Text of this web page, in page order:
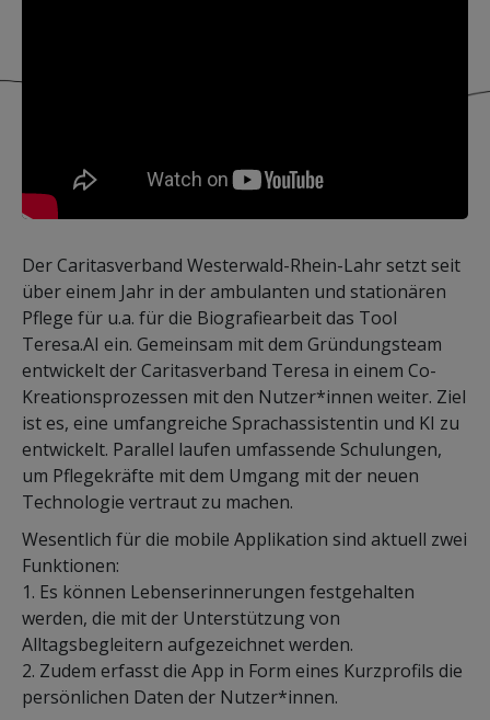
Der Caritasverband Westerwald-Rhein-Lahr setzt seit
über einem Jahr in der ambulanten und stationären
Pflege für u.a. für die Biografiearbeit das Tool
Teresa.AI ein. Gemeinsam mit dem Gründungsteam
entwickelt der Caritasverband Teresa in einem Co-
Kreationsprozessen mit den Nutzer*innen weiter. Ziel
ist es, eine umfangreiche Sprachassistentin und KI zu
entwickelt. Parallel laufen umfassende Schulungen,
um Pflegekräfte mit dem Umgang mit der neuen
Technologie vertraut zu machen.
Wesentlich für die mobile Applikation sind aktuell zwei
Funktionen:
1. Es können Lebenserinnerungen festgehalten
werden, die mit der Unterstützung von
Alltagsbegleitern aufgezeichnet werden.
2. Zudem erfasst die App in Form eines Kurzprofils die
persönlichen Daten der Nutzer*innen.